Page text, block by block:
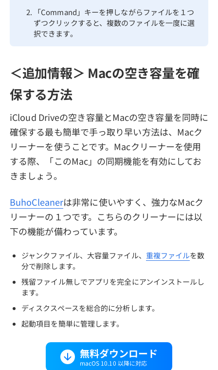
「Command」キーを押しながらファイルを１つ
ずつクリックすると、複数のファイルを一度に選
択できます。
＜追加情報＞ Macの空き容量を確
保する方法
iCloud Driveの空き容量とMacの空き容量を同時に
確保する最も簡単で手っ取り早い方法は、Macク
リーナーを使うことです。Macクリーナーを使用
する際、「このMac」の同期機能を有効にしてお
きましょう。
BuhoCleanerは非常に使いやすく、強力なMacク
リーナーの１つです。こちらのクリーナーには以
下の機能が備わっています。
ジャンクファイル、大容量ファイル、 重複ファイルを数
分で削除します。
残留ファイル無しでアプリを完全にアンインストールし
ます。
ディスクスペースを総合的に分析します。
起動項目を簡単に管理します。
無料ダウンロード
macOS 10.10 以降に対応